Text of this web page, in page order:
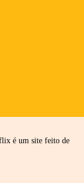
é um site feito de